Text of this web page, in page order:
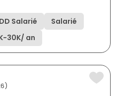
Salarié
Salarié
-30K/ an